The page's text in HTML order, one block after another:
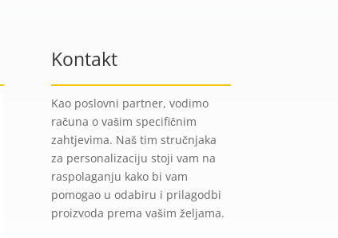
Kontakt
Kao poslovni partner, vodimo
računa o vašim specifičnim
zahtjevima. Naš tim stručnjaka
za personalizaciju stoji vam na
raspolaganju kako bi vam
pomogao u odabiru i prilagodbi
proizvoda prema vašim željama.